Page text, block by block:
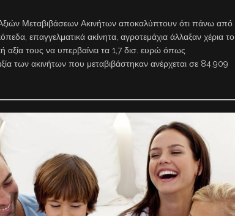
Μεταβιβάσεων Ακινήτων αποκαλύπτουν ότι πάνω από
επαγγελματικά ακίνητα, αγροτεμάχια άλλαξαν χέρια το
αξία τους να υπερβαίνει τα 1,7 δισ. ευρώ όπως
των ακινήτων που μεταβιβάστηκαν ανέρχεται σε 84.909